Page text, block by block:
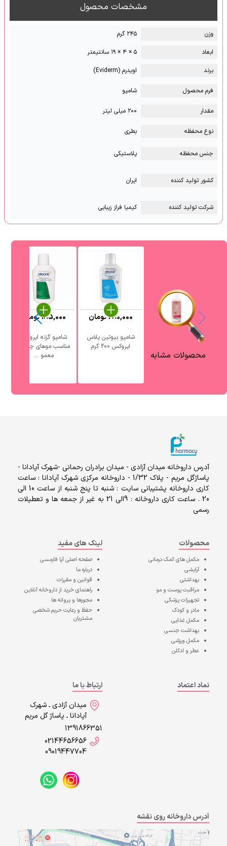
مشخصات محصول
وزن
۲۴۵ گرم
ابعاد
۵ × ۴ × ۱۹ سانتیمتر
برند
اویدرم (Eviderm)
فرم محصول شامپو
مقدار ۲۰۰ میلی لیتر
نوع محفظه بطری
جنس محفظه پلاستیکی
کشور تولید کننده ایران
شرکت تولید کننده کیمیا فراز زیبایی
محصولات مشابه
شامپو بیوتین پلاس
ایروکس 200 گرم
280,000تومان
شامپو گزنه ایروکس
مناسب موهای چرب و
معمو ...
185,000تومان
آدرس داروخانه میدان آزادی - میدان برادران رحمانی -شهرک آپادانا -
پاساژگل مریم - پلاک 1/32 - داروخانه مرکزی شهرک آپادانا : ساعت
کاری داروخانه پشتیبانی سایت : شنبه تا پنج شنبه از ساعت 10 الی
20 . ساعت کاری داروخانه : 9الی 21 به غیر از جمعه ها و تعطیلات
رسمی
محصولات
مکمل های کمک درمانی
آرایشی
بهداشتی
مراقبت پوست و مو
تجهیزات پزشکی
مادر و کودک
مکمل غذایی
بهداشت جنسی
مکمل ورزشی
عطر و ادکلن
لینک های مفید
صفحه اصلیآپا فارمسی
درباره ما
قوانین و مقررات
راهنمای خرید از داروخانه آنلاین
مجوزها و پروانه ها
حفظ و رعایت حریم شخصی
مشتریان
نماد اعتماد
ارتباط با ما
میدان آزادی ـ شهرک
آپادانا ـ پاساژ گل مریم
1391866351
02144656656
09019447704
آدرس داروخانه روی نقشه